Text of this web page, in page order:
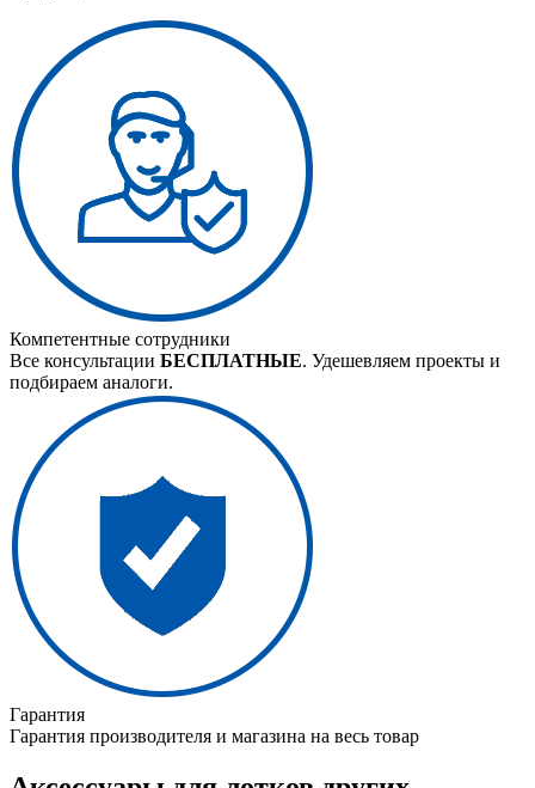
Компетентные сотрудники
Все консультации БЕСПЛАТНЫЕ. Удешевляем проекты и
подбираем аналоги.
Гарантия
Гарантия производителя и магазина на весь товар